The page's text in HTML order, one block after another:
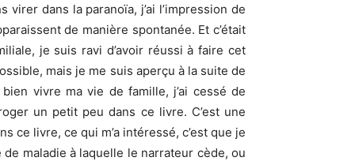
dans la paranoïa, j’ai l’impression de
de manière spontanée. Et c’était
je suis ravi d’avoir réussi à faire cet
mais je me suis aperçu à la suite de
vivre ma vie de famille, j’ai cessé de
un petit peu dans ce livre. C’est une
ce livre, ce qui m’a intéressé, c’est que je
maladie à laquelle le narrateur cède, ou